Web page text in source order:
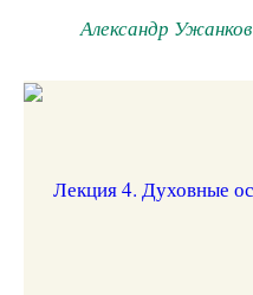
Александр Ужанков